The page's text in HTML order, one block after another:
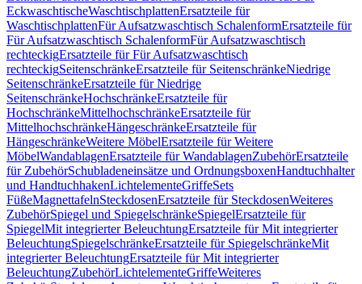
EckwaschtischeWaschtischplattenErsatzteile für
WaschtischplattenFür Aufsatzwaschtisch SchalenformErsatzteile für
Für Aufsatzwaschtisch SchalenformFür Aufsatzwaschtisch
rechteckigErsatzteile für Für Aufsatzwaschtisch
rechteckigSeitenschränkeErsatzteile für SeitenschränkeNiedrige
SeitenschränkeErsatzteile für Niedrige
SeitenschränkeHochschränkeErsatzteile für
HochschränkeMittelhochschränkeErsatzteile für
MittelhochschränkeHängeschränkeErsatzteile für
HängeschränkeWeitere MöbelErsatzteile für Weitere
MöbelWandablagenErsatzteile für WandablagenZubehörErsatzteile
für ZubehörSchubladeneinsätze und OrdnungsboxenHandtuchhalter
und HandtuchhakenLichtelementeGriffeSets
FüßeMagnettafelnSteckdosenErsatzteile für SteckdosenWeiteres
ZubehörSpiegel und SpiegelschränkeSpiegelErsatzteile für
SpiegelMit integrierter BeleuchtungErsatzteile für Mit integrierter
BeleuchtungSpiegelschränkeErsatzteile für SpiegelschränkeMit
integrierter BeleuchtungErsatzteile für Mit integrierter
BeleuchtungZubehörLichtelementeGriffeWeiteres